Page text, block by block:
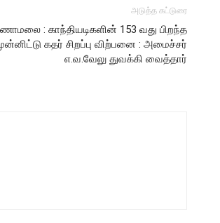
அடுத்த கட்டுரை
: காந்தியடிகளின் 153 வது பிறந்த
கதர் சிறப்பு விற்பனை : அமைச்சர்
எ.வ.வேலு துவக்கி வைத்தார்